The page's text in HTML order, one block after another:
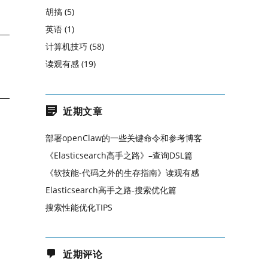
胡搞 (5)
英语 (1)
计算机技巧 (58)
读观有感 (19)
近期文章
部署openClaw的一些关键命令和参考博客
《Elasticsearch高手之路》–查询DSL篇
《软技能-代码之外的生存指南》读观有感
Elasticsearch高手之路-搜索优化篇
搜索性能优化TIPS
近期评论